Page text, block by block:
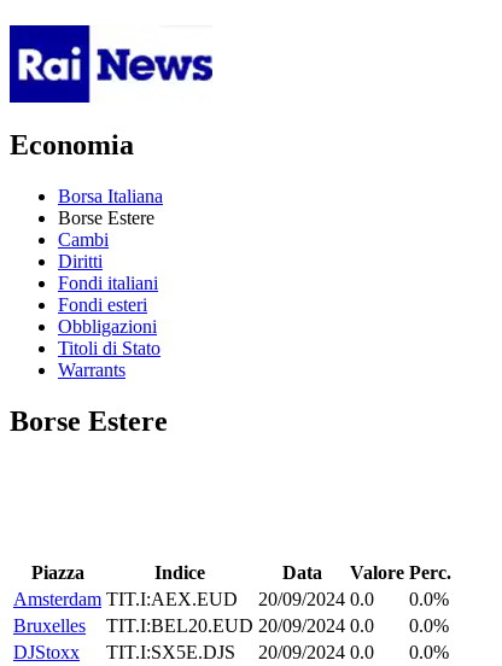
Economia
Borsa Italiana
Borse Estere
Cambi
Diritti
Fondi italiani
Fondi esteri
Obbligazioni
Titoli di Stato
Warrants
Borse Estere
Piazza Indice Data Valore Perc.
Amsterdam TIT.I:AEX.EUD 20/09/2024 0.0
0.0%
Bruxelles
TIT.I:BEL20.EUD 20/09/2024 0.0
0.0%
DJStoxx
TIT.I:SX5E.DJS 20/09/2024 0.0
0.0%